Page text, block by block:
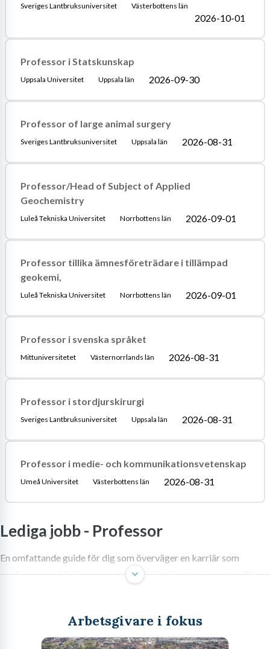
Sveriges Lantbruksuniversitet Västerbottens län
2026-10-01
Professor i Statskunskap
Uppsala Universitet Uppsala län 2026-09-30
Professor of large animal surgery
Sveriges Lantbruksuniversitet Uppsala län 2026-08-31
Professor/Head of Subject of Applied
Geochemistry
Luleå Tekniska Universitet Norrbottens län 2026-09-01
Professor tillika ämnesföreträdare i tillämpad
geokemi,
Luleå Tekniska Universitet Norrbottens län 2026-09-01
Professor i svenska språket
Mittuniversitetet Västernorrlands län 2026-08-31
Professor i stordjurskirurgi
Sveriges Lantbruksuniversitet Uppsala län 2026-08-31
Professor i medie- och kommunikationsvetenskap
Umeå Universitet Västerbottens län 2026-08-31
Lediga jobb - Professor
En omfattande guide för dig som överväger en karriär som
professor, med insikter om vägen dit, löneläget, arbetsuppgifter
Arbetsgivare i fokus